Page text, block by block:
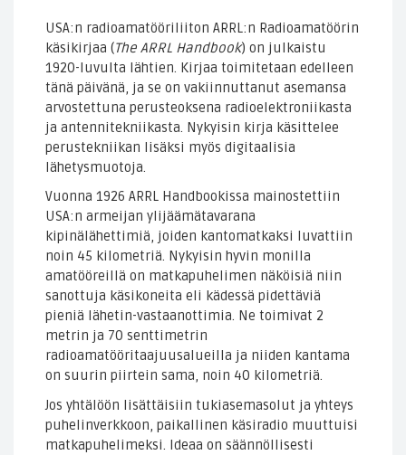
USA:n radioamatööriliiton ARRL:n Radioamatöörin
käsikirjaa (The ARRL Handbook) on julkaistu
1920-luvulta lähtien. Kirjaa toimitetaan edelleen
tänä päivänä, ja se on vakiinnuttanut asemansa
arvostettuna perusteoksena radioelektroniikasta
ja antennitekniikasta. Nykyisin kirja käsittelee
perustekniikan lisäksi myös digitaalisia
lähetysmuotoja.
Vuonna 1926 ARRL Handbookissa mainostettiin
USA:n armeijan ylijäämätavarana
kipinälähettimiä, joiden kantomatkaksi luvattiin
noin 45 kilometriä. Nykyisin hyvin monilla
amatööreillä on matkapuhelimen näköisiä niin
sanottuja käsikoneita eli kädessä pidettäviä
pieniä lähetin-vastaanottimia. Ne toimivat 2
metrin ja 70 senttimetrin
radioamatööritaajuusalueilla ja niiden kantama
on suurin piirtein sama, noin 40 kilometriä.
Jos yhtälöön lisättäisiin tukiasemasolut ja yhteys
puhelinverkkoon, paikallinen käsiradio muuttuisi
matkapuhelimeksi. Ideaa on säännöllisesti